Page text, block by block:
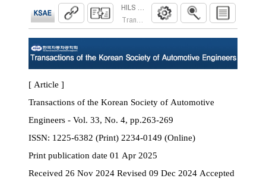
HILS 기반 상용 전기차용 MR 댐퍼 제어에
Transactions of the Korean Society of
[ Article ]
Transactions of the Korean Society of Automotive
Engineers - Vol. 33, No. 4, pp.263-269
ISSN:
1225-6382 (Print) 2234-0149 (Online)
Print publication date 01 Apr 2025
Received 26 Nov 2024 Revised 09 Dec 2024 Accepted